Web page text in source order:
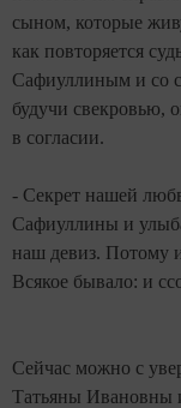
сыном, которые
как повторяется
Сафиуллиным и со
будучи свекровью,
в согласии.
- Секрет нашей
Сафиуллины и
наш девиз. Потому
Всякое бывало: и
Сейчас можно с
Татьяны Ивановны